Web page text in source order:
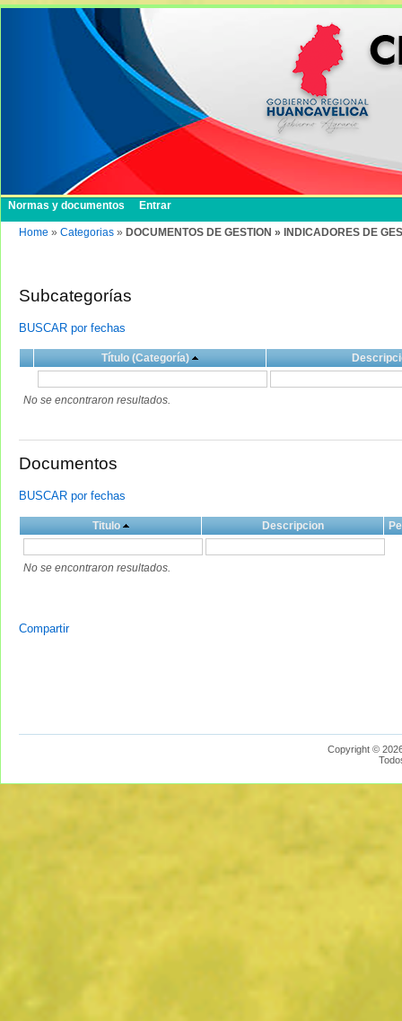
Normas y documentos Entrar
Home » Categorias » DOCUMENTOS DE GESTION » INDICADORES DE
Subcategorías
BUSCAR por fechas
Título (Categoría)
No se encontraron resultados.
Documentos
BUSCAR por fechas
Titulo Descripcion
No se encontraron resultados.
Compartir
Copyright ©